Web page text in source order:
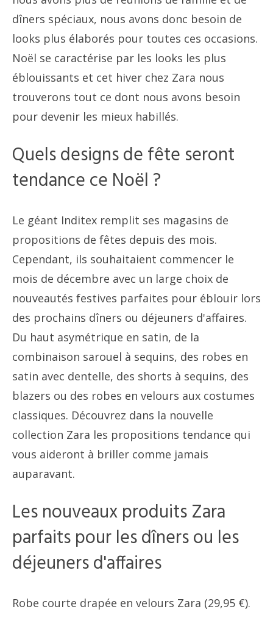
dîners spéciaux, nous avons donc besoin de
looks plus élaborés pour toutes ces occasions.
Noël se caractérise par les looks les plus
éblouissants et cet hiver chez Zara nous
trouverons tout ce dont nous avons besoin
pour devenir les mieux habillés.
Quels designs de fête seront
tendance ce Noël ?
Le géant Inditex remplit ses magasins de
propositions de fêtes depuis des mois.
Cependant, ils souhaitaient commencer le
mois de décembre avec un large choix de
nouveautés festives parfaites pour éblouir lors
des prochains dîners ou déjeuners d'affaires.
Du haut asymétrique en satin, de la
combinaison sarouel à sequins, des robes en
satin avec dentelle, des shorts à sequins, des
blazers ou des robes en velours aux costumes
classiques. Découvrez dans la nouvelle
collection Zara les propositions tendance qui
vous aideront à briller comme jamais
auparavant.
Les nouveaux produits Zara
parfaits pour les dîners ou les
déjeuners d'affaires
Robe courte drapée en velours Zara (29,95 €).